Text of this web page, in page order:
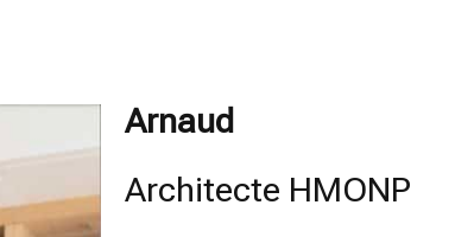
Arnaud
Architecte HMONP